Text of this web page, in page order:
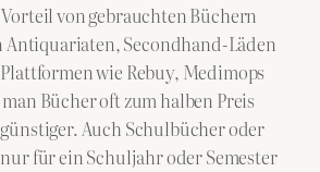
von gebrauchten Büchern
Antiquariaten, Secondhand-Läden
wie Rebuy, Medimops
Bücher oft zum halben Preis
Auch Schulbücher oder
für ein Schuljahr oder Semester